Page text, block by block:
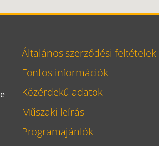
Általános szerződési feltételek
Fontos információk
Közérdekű adatok
Műszaki leírás
Programajánlók